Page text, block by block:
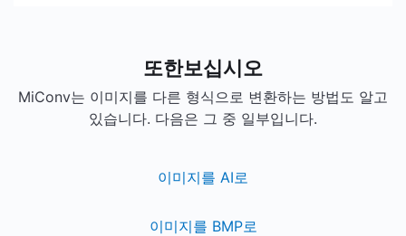
또한보십시오
MiConv는 이미지를 다른 형식으로 변환하는 방법도 알고
있습니다. 다음은 그 중 일부입니다.
이미지를 AI로
이미지를 BMP로